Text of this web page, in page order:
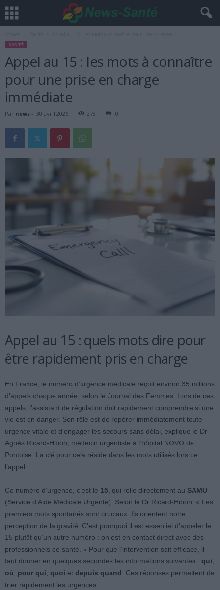
SANTÉ
Appel au 15 : les mots à connaître
pour une prise en charge
immédiate
Par news - 30 avril 2026 278 0
Appel au 15 : quels mots dire pour
être rapidement pris en charge
En France, le numéro d’urgence médicale reçoit environ 35 millions
d’appels chaque année, selon le Journal des Femmes. Lors de ces
appels, l’assistant de régulation doit rapidement comprendre si une
vie est en danger. Son rôle est de repérer immédiatement toute
urgence vitale et d’engager les secours sans délai, explique le Dr
Agnès Ricard-Hibon, médecin urgentiste à l’hôpital NOVO de
Pontoise. La clé pour cela réside dans les mots utilisés lors de
l’appel.
Ce numéro d’urgence, c’est le 15 , qui relie directement au SAMU
(Service d’Aide Médicale Urgente). Selon le Dr Ricard-Hibon, « Les
premiers mots spontanés sont cruciaux. Ils orientent notre
perception de la gravité. C’est pourquoi il est essentiel d’appeler le
15 plutôt qu’un autre numéro : on est en contact direct avec des
professionnels de santé. » Pour que l’intervention soit efficace, il
faut donner en quelques secondes les informations suivantes : qui
où
pour qui quoi et depuis quand . Ces réponses permettent de
trier rapidement les urgences.